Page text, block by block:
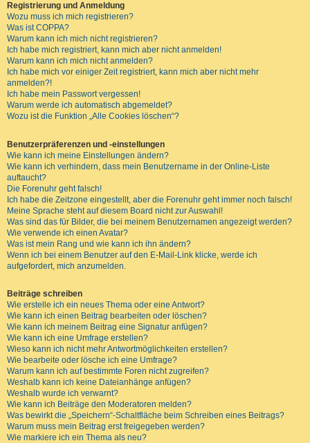
Registrierung und Anmeldung
Wozu muss ich mich registrieren?
Was ist COPPA?
Warum kann ich mich nicht registrieren?
Ich habe mich registriert, kann mich aber nicht anmelden!
Warum kann ich mich nicht anmelden?
Ich habe mich vor einiger Zeit registriert, kann mich aber nicht mehr
anmelden?!
Ich habe mein Passwort vergessen!
Warum werde ich automatisch abgemeldet?
Wozu ist die Funktion „Alle Cookies löschen“?
Benutzerpräferenzen und -einstellungen
Wie kann ich meine Einstellungen ändern?
Wie kann ich verhindern, dass mein Benutzername in der Online-Liste
auftaucht?
Die Forenuhr geht falsch!
Ich habe die Zeitzone eingestellt, aber die Forenuhr geht immer noch falsch!
Meine Sprache steht auf diesem Board nicht zur Auswahl!
Was sind das für Bilder, die bei meinem Benutzernamen angezeigt werden?
Wie verwende ich einen Avatar?
Was ist mein Rang und wie kann ich ihn ändern?
Wenn ich bei einem Benutzer auf den E-Mail-Link klicke, werde ich
aufgefordert, mich anzumelden.
Beiträge schreiben
Wie erstelle ich ein neues Thema oder eine Antwort?
Wie kann ich einen Beitrag bearbeiten oder löschen?
Wie kann ich meinem Beitrag eine Signatur anfügen?
Wie kann ich eine Umfrage erstellen?
Wieso kann ich nicht mehr Antwortmöglichkeiten erstellen?
Wie bearbeite oder lösche ich eine Umfrage?
Warum kann ich auf bestimmte Foren nicht zugreifen?
Weshalb kann ich keine Dateianhänge anfügen?
Weshalb wurde ich verwarnt?
Wie kann ich Beiträge den Moderatoren melden?
Was bewirkt die „Speichern“-Schaltfläche beim Schreiben eines Beitrags?
Warum muss mein Beitrag erst freigegeben werden?
Wie markiere ich ein Thema als neu?